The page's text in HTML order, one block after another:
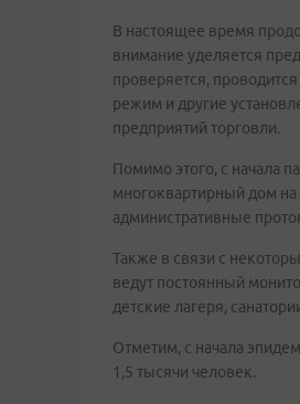
В настоящее время
внимание уделяется
проверяется,
режим и другие
предприятий торговли.
Помимо этого, с начала
многоквартирный дом
административные
Также в связи с
ведут постоянный
детские лагеря,
Отметим, с начала
1,5 тысячи человек.